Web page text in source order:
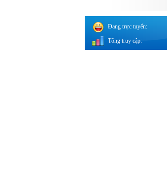
Đang trực tuyến:
Tổng truy cập: